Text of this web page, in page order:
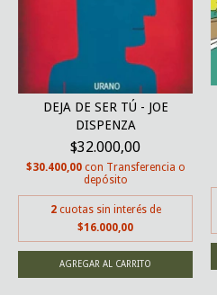
DEJA DE SER TÚ - JOE
DISPENZA
$32.000,00
$30.400,00 con Transferencia o
depósito
2 cuotas sin interés de
$16.000,00